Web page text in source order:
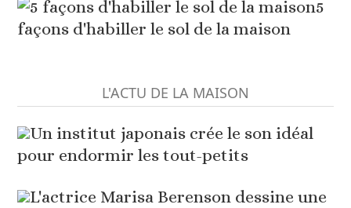
5
façons d'habiller le sol de la maison
L'ACTU DE LA MAISON
Un institut japonais crée le son idéal
pour endormir les tout-petits
L'actrice Marisa Berenson dessine une